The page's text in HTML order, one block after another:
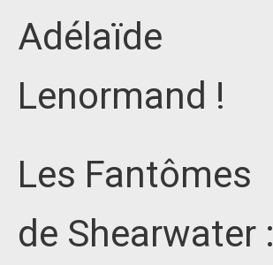
Adélaïde
Lenormand !
Les Fantômes
de Shearwater :